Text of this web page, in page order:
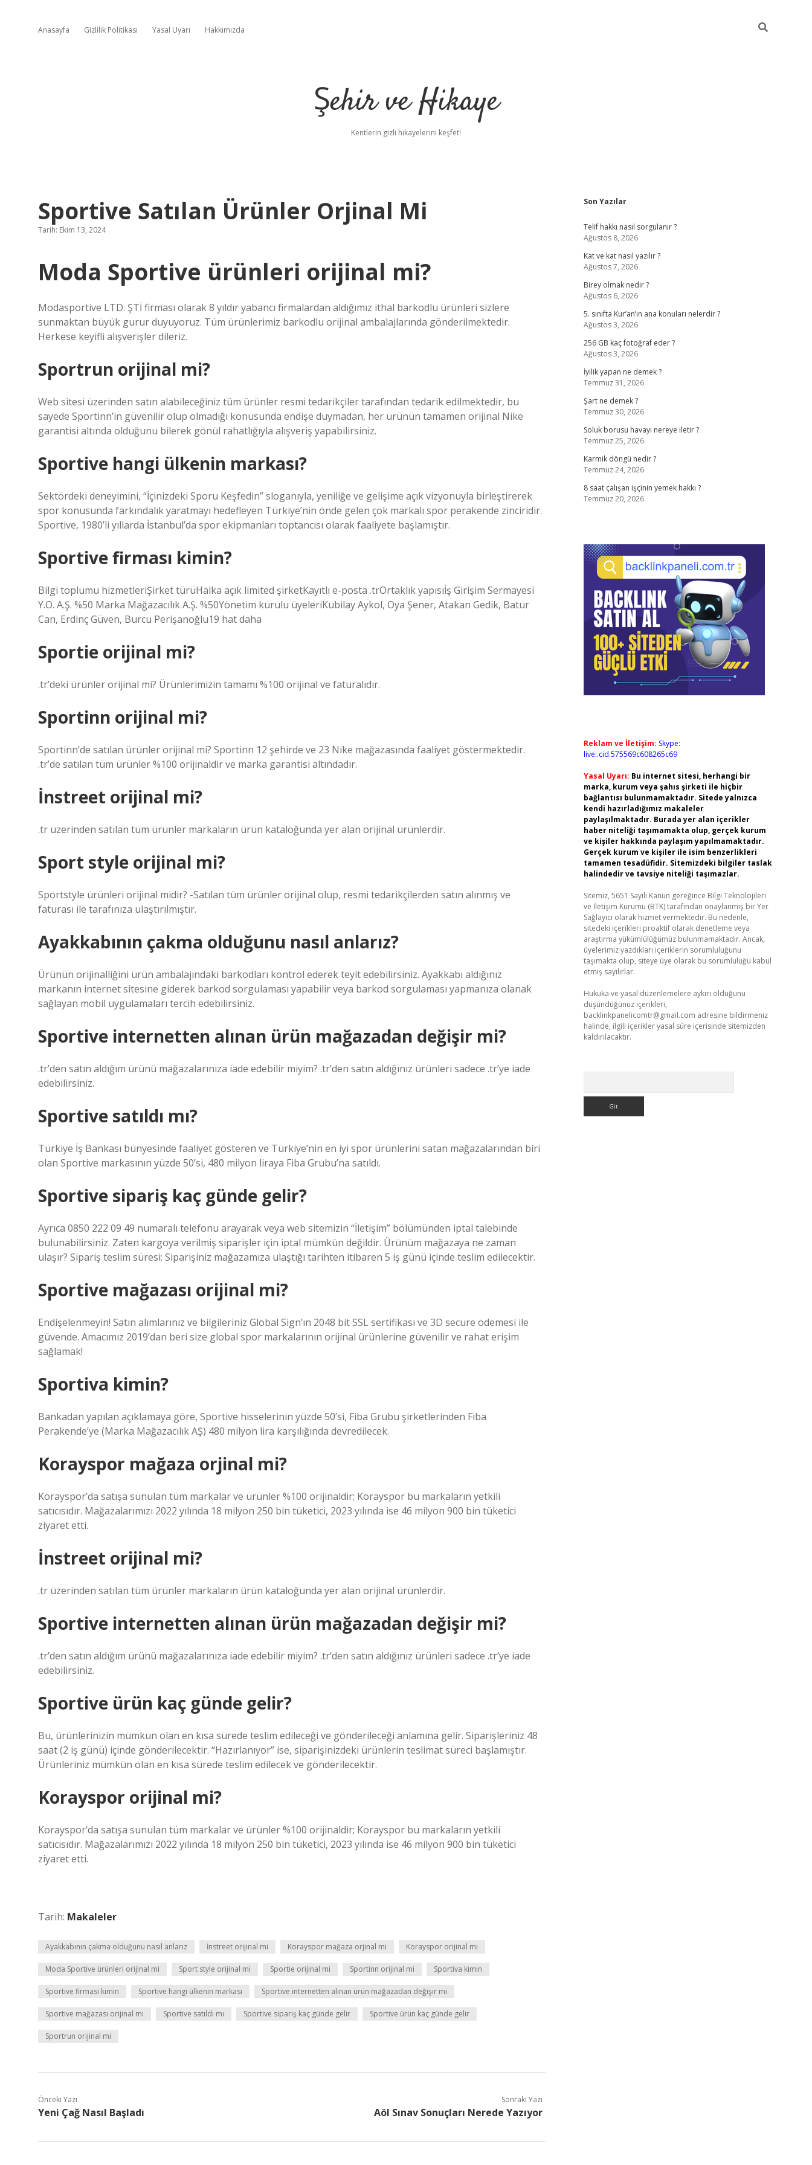
Anasayfa Gizlilik Politikası Yasal Uyarı Hakkımızda
Şehir ve Hikaye
Kentlerin gizli hikayelerini keşfet!
Sportive Satılan Ürünler Orjinal Mi
Tarih: Ekim 13, 2024
Moda Sportive ürünleri orijinal mi?
Modasportive LTD. ŞTİ firması olarak 8 yıldır yabancı firmalardan aldığımız ithal barkodlu ürünleri sizlere
sunmaktan büyük gurur duyuyoruz. Tüm ürünlerimiz barkodlu orijinal ambalajlarında gönderilmektedir.
Herkese keyifli alışverişler dileriz.
Sportrun orijinal mi?
Web sitesi üzerinden satın alabileceğiniz tüm ürünler resmi tedarikçiler tarafından tedarik edilmektedir, bu
sayede Sportinn’in güvenilir olup olmadığı konusunda endişe duymadan, her ürünün tamamen orijinal Nike
garantisi altında olduğunu bilerek gönül rahatlığıyla alışveriş yapabilirsiniz.
Sportive hangi ülkenin markası?
Sektördeki deneyimini, “İçinizdeki Sporu Keşfedin” sloganıyla, yeniliğe ve gelişime açık vizyonuyla birleştirerek
spor konusunda farkındalık yaratmayı hedefleyen Türkiye’nin önde gelen çok markalı spor perakende zinciridir.
Sportive, 1980’li yıllarda İstanbul’da spor ekipmanları toptancısı olarak faaliyete başlamıştır.
Sportive firması kimin?
Bilgi toplumu hizmetleriŞirket türüHalka açık limited şirketKayıtlı e-posta .trOrtaklık yapısıİş Girişim Sermayesi
Y.O. A.Ş. %50 Marka Mağazacılık A.Ş. %50Yönetim kurulu üyeleriKubilay Aykol, Oya Şener, Atakan Gedik, Batur
Can, Erdinç Güven, Burcu Perişanoğlu19 hat daha
Sportie orijinal mi?
.tr’deki ürünler orijinal mi? Ürünlerimizin tamamı %100 orijinal ve faturalıdır.
Sportinn orijinal mi?
Sportinn’de satılan ürünler orijinal mi? Sportinn 12 şehirde ve 23 Nike mağazasında faaliyet göstermektedir.
.tr’de satılan tüm ürünler %100 orijinaldir ve marka garantisi altındadır.
İnstreet orijinal mi?
.tr üzerinden satılan tüm ürünler markaların ürün kataloğunda yer alan orijinal ürünlerdir.
Sport style orijinal mi?
Sportstyle ürünleri orijinal midir? -Satılan tüm ürünler orijinal olup, resmi tedarikçilerden satın alınmış ve
faturası ile tarafınıza ulaştırılmıştır.
Ayakkabının çakma olduğunu nasıl anlarız?
Ürünün orijinalliğini ürün ambalajındaki barkodları kontrol ederek teyit edebilirsiniz. Ayakkabı aldığınız
markanın internet sitesine giderek barkod sorgulaması yapabilir veya barkod sorgulaması yapmanıza olanak
sağlayan mobil uygulamaları tercih edebilirsiniz.
Sportive internetten alınan ürün mağazadan değişir mi?
.tr’den satın aldığım ürünü mağazalarınıza iade edebilir miyim? .tr’den satın aldığınız ürünleri sadece .tr’ye iade
edebilirsiniz.
Sportive satıldı mı?
Türkiye İş Bankası bünyesinde faaliyet gösteren ve Türkiye’nin en iyi spor ürünlerini satan mağazalarından biri
olan Sportive markasının yüzde 50’si, 480 milyon liraya Fiba Grubu’na satıldı.
Sportive sipariş kaç günde gelir?
Ayrıca 0850 222 09 49 numaralı telefonu arayarak veya web sitemizin “İletişim” bölümünden iptal talebinde
bulunabilirsiniz. Zaten kargoya verilmiş siparişler için iptal mümkün değildir. Ürünüm mağazaya ne zaman
ulaşır? Sipariş teslim süresi: Siparişiniz mağazamıza ulaştığı tarihten itibaren 5 iş günü içinde teslim edilecektir.
Sportive mağazası orijinal mi?
Endişelenmeyin! Satın alımlarınız ve bilgileriniz Global Sign’ın 2048 bit SSL sertifikası ve 3D secure ödemesi ile
güvende. Amacımız 2019’dan beri size global spor markalarının orijinal ürünlerine güvenilir ve rahat erişim
sağlamak!
Sportiva kimin?
Bankadan yapılan açıklamaya göre, Sportive hisselerinin yüzde 50’si, Fiba Grubu şirketlerinden Fiba
Perakende’ye (Marka Mağazacılık AŞ) 480 milyon lira karşılığında devredilecek.
Korayspor mağaza orjinal mi?
Korayspor’da satışa sunulan tüm markalar ve ürünler %100 orijinaldir; Korayspor bu markaların yetkili
satıcısıdır. Mağazalarımızı 2022 yılında 18 milyon 250 bin tüketici, 2023 yılında ise 46 milyon 900 bin tüketici
ziyaret etti.
İnstreet orijinal mi?
.tr üzerinden satılan tüm ürünler markaların ürün kataloğunda yer alan orijinal ürünlerdir.
Sportive internetten alınan ürün mağazadan değişir mi?
.tr’den satın aldığım ürünü mağazalarınıza iade edebilir miyim? .tr’den satın aldığınız ürünleri sadece .tr’ye iade
edebilirsiniz.
Sportive ürün kaç günde gelir?
Bu, ürünlerinizin mümkün olan en kısa sürede teslim edileceği ve gönderileceği anlamına gelir. Siparişleriniz 48
saat (2 iş günü) içinde gönderilecektir. “Hazırlanıyor” ise, siparişinizdeki ürünlerin teslimat süreci başlamıştır.
Ürünleriniz mümkün olan en kısa sürede teslim edilecek ve gönderilecektir.
Korayspor orijinal mi?
Korayspor’da satışa sunulan tüm markalar ve ürünler %100 orijinaldir; Korayspor bu markaların yetkili
satıcısıdır. Mağazalarımızı 2022 yılında 18 milyon 250 bin tüketici, 2023 yılında ise 46 milyon 900 bin tüketici
ziyaret etti.
Tarih: Makaleler
Ayakkabının çakma olduğunu nasıl anlarız İnstreet orijinal mi Korayspor mağaza orjinal mi Korayspor orijinal mi
Moda Sportive ürünleri orijinal mi Sport style orijinal mi Sportie orijinal mi Sportinn orijinal mi Sportiva kimin
Sportive firması kimin Sportive hangi ülkenin markası Sportive internetten alınan ürün mağazadan değişir mi
Sportive mağazası orijinal mi Sportive satıldı mı Sportive sipariş kaç günde gelir Sportive ürün kaç günde gelir
Sportrun orijinal mi
Önceki Yazı
Yeni Çağ Nasıl Başladı
Sonraki Yazı
Aöl Sınav Sonuçları Nerede Yazıyor
Sidebar
Son Yazılar
Telif hakkı nasıl sorgulanır ?
Ağustos 8, 2026
Kat ve kat nasıl yazılır ?
Ağustos 7, 2026
Birey olmak nedir ?
Ağustos 6, 2026
5. sınıfta Kur’an’ın ana konuları nelerdir ?
Ağustos 3, 2026
256 GB kaç fotoğraf eder ?
Ağustos 3, 2026
İyilik yapan ne demek ?
Temmuz 31, 2026
Şart ne demek ?
Temmuz 30, 2026
Soluk borusu havayı nereye iletir ?
Temmuz 25, 2026
Karmik döngü nedir ?
Temmuz 24, 2026
8 saat çalışan işçinin yemek hakkı ?
Temmuz 20, 2026
Reklam ve İletişim: Skype:
live:.cid.575569c608265c69
Yasal Uyarı: Bu internet sitesi, herhangi bir
marka, kurum veya şahıs şirketi ile hiçbir
bağlantısı bulunmamaktadır. Sitede yalnızca
kendi hazırladığımız makaleler
paylaşılmaktadır. Burada yer alan içerikler
haber niteliği taşımamakta olup, gerçek kurum
ve kişiler hakkında paylaşım yapılmamaktadır.
Gerçek kurum ve kişiler ile isim benzerlikleri
tamamen tesadüfidir. Sitemizdeki bilgiler taslak
halindedir ve tavsiye niteliği taşımazlar.
Sitemiz, 5651 Sayılı Kanun gereğince Bilgi Teknolojileri
ve İletişim Kurumu (BTK) tarafından onaylanmış bir Yer
Sağlayıcı olarak hizmet vermektedir. Bu nedenle,
sitedeki içerikleri proaktif olarak denetleme veya
araştırma yükümlülüğümüz bulunmamaktadır. Ancak,
üyelerimiz yazdıkları içeriklerin sorumluluğunu
taşımakta olup, siteye üye olarak bu sorumluluğu kabul
etmiş sayılırlar.
Hukuka ve yasal düzenlemelere aykırı olduğunu
düşündüğünüz içerikleri,
backlinkpanelicomtr@gmail.com adresine bildirmeniz
halinde, ilgili içerikler yasal süre içerisinde sitemizden
kaldırılacaktır.